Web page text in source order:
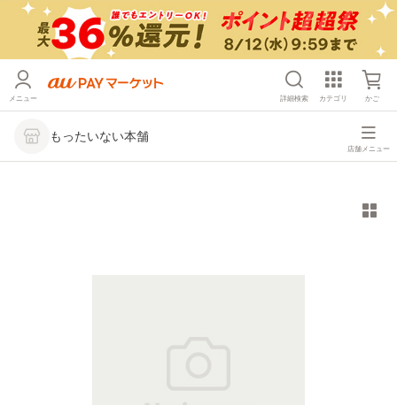
メニュー 詳細検索 カテゴリ かご
もったいない本舗
店舗メニュー